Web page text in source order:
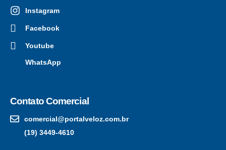
Instagram
Facebook
Youtube
WhatsApp
Contato Comercial
comercial@portalveloz.com.br
(19) 3449-4610